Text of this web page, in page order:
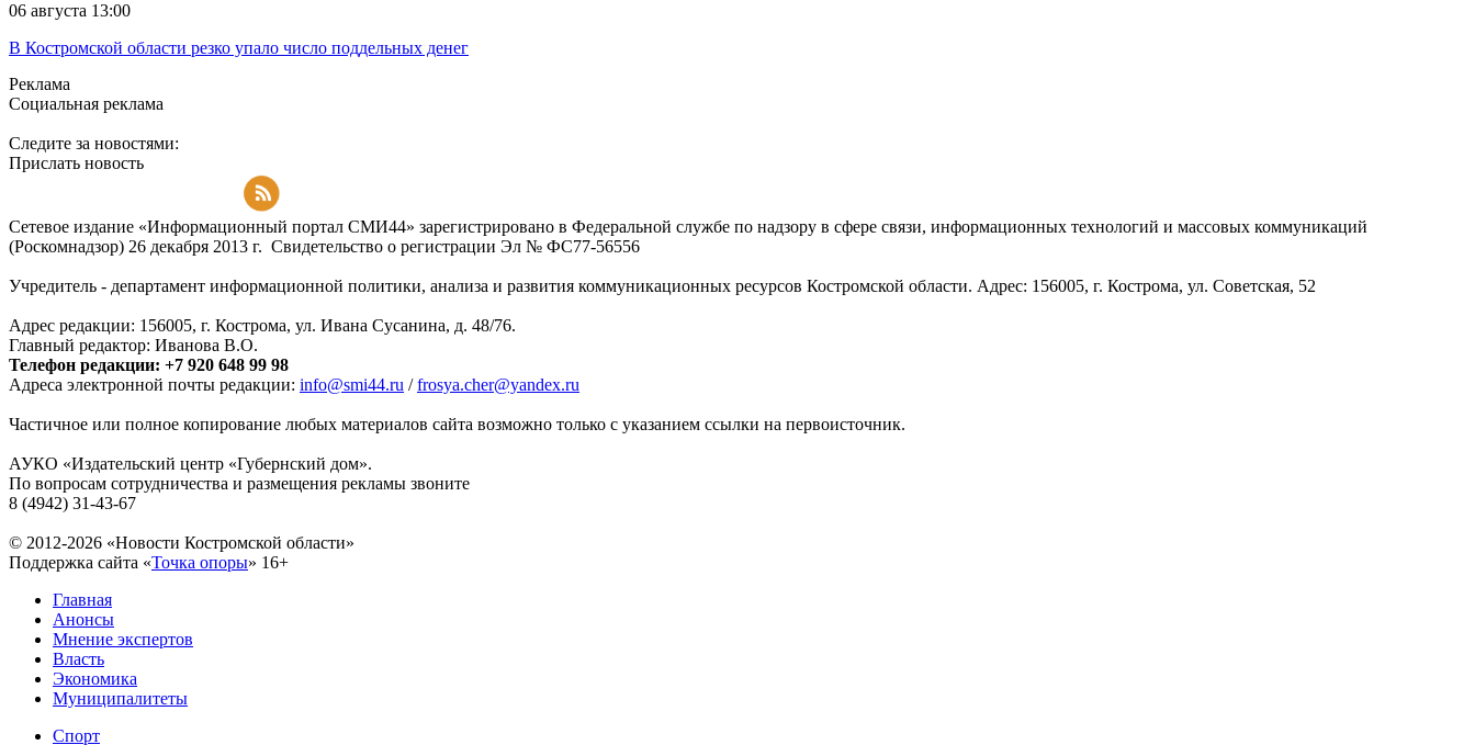
06 августа 13:00
В Костромской области резко упало число поддельных денег
Реклама
Социальная реклама
Следите за новостями:
Прислать новость
Сетевое издание «Информационный портал СМИ44» зарегистрировано в Федеральной службе по надзору в сфере связи, информационных технологий и массовых коммуникаций
(Роскомнадзор) 26 декабря 2013 г. Свидетельство о регистрации Эл № ФC77-56556
Учредитель - департамент информационной политики, анализа и развития коммуникационных ресурсов Костромской области. Адрес: 156005, г. Кострома, ул. Советская, 52
Адрес редакции: 156005, г. Кострома, ул. Ивана Сусанина, д. 48/76.
Главный редактор: Иванова В.О.
Телефон редакции: +7 920 648 99 98
Адреса электронной почты редакции: info@smi44.ru /frosya.cher@yandex.ru
Частичное или полное копирование любых материалов сайта возможно только с указанием ссылки на первоисточник.
АУКО «Издательский центр «Губернский дом».
По вопросам сотрудничества и размещения рекламы звоните
8 (4942) 31-43-67
© 2012-2026 «Новости Костромской области»
Поддержка сайта «Точка опоры» 16+
Главная
Анонсы
Мнение экспертов
Власть
Экономика
Муниципалитеты
Спорт